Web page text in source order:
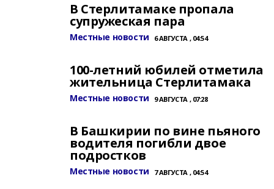
В Стерлитамаке пропала
супружеская пара
Местные новости 6 АВГУСТА , 04:54
100-летний юбилей отметила
жительница Стерлитамака
Местные новости 9 АВГУСТА , 07:28
В Башкирии по вине пьяного
водителя погибли двое
подростков
Местные новости 7 АВГУСТА , 04:54